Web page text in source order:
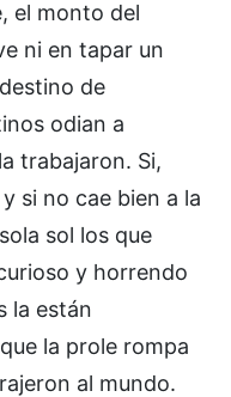
el monto del
ni en tapar un
de
odian a
trabajaron. Si,
si no cae bien a la
sol los que
y horrendo
la están
la prole rompa
al mundo.